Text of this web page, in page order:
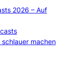
2026 – Auf
machen